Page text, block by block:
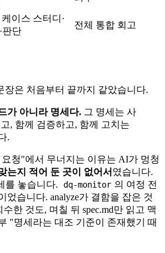
이스 스터디·
판단
전체 통합 회고
장은 처음부터 끝까지 같았습니다.
가 아니라 명세다. 그 명세는 사
, 함께 검증하고, 함께 고치는
.
청"에서 무너지는 이유는 AI가 멍청
는지 적어 둔 곳이 없어서 였습니다.
를 놓습니다.
dq-monitor 의 여정 전
었습니다. analyze가 결함을 잡은 것
수한 것도, 며칠 뒤 spec.md만 읽고 맥
"명세라는 대조 기준이 존재했기 때